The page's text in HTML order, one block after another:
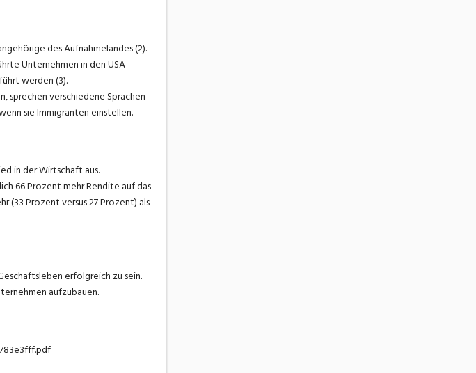
des Aufnahmelandes (2).
Unternehmen in den USA
werden (3).
sprechen verschiedene Sprachen
sie Immigranten einstellen.
in der Wirtschaft aus.
66 Prozent mehr Rendite auf das
(33 Prozent versus 27 Prozent) als
erfolgreich zu sein.
aufzubauen.